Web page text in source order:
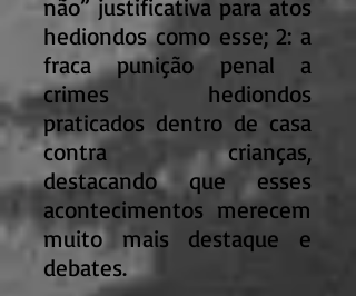
não” justificativa para atos
hediondos como esse; 2: a
fraca punição penal a
crimes hediondos
praticados dentro de casa
contra crianças,
destacando que esses
acontecimentos merecem
muito mais destaque e
debates.